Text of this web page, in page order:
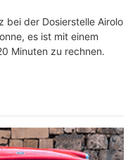
bei der Dosierstelle Airolo
es ist mit einem
Minuten zu rechnen.